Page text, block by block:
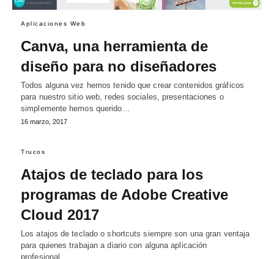
Aplicaciones Web
Canva, una herramienta de
diseño para no diseñadores
Todos alguna vez hemos tenido que crear contenidos gráficos
para nuestro sitio web, redes sociales, presentaciones o
simplemente hemos querido…
16 marzo, 2017
Trucos
Atajos de teclado para los
programas de Adobe Creative
Cloud 2017
Los atajos de teclado o shortcuts siempre son una gran ventaja
para quienes trabajan a diario con alguna aplicación
profesional…